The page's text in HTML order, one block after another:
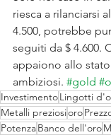
riesca a rilanciarsi
4.500, potrebbe
seguiti da $ 4.600.
appaiono allo
ambiziosi. #gold
InvestimentoLingotti
Metalli preziosioro
PotenzaBanco dell'oro